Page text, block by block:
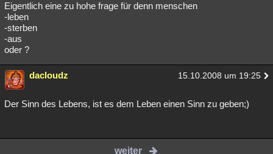
Eigentlich eine zu hohe frage für denn menschen
-leben
-sterben
-aus
oder ?
dacloudz 15.10.2008 um 19:25
Der Sinn des Lebens, ist es dem Leben einen Sinn zu geben;)
weiter